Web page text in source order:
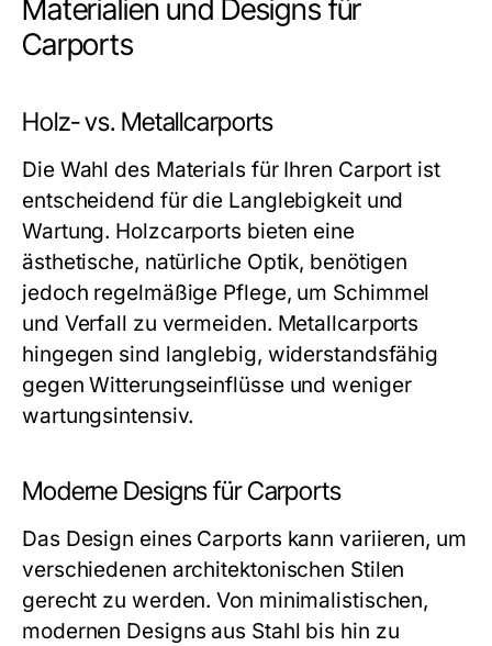
Materialien und Designs für
Carports
Holz- vs. Metallcarports
Die Wahl des Materials für Ihren Carport ist
entscheidend für die Langlebigkeit und
Wartung. Holzcarports bieten eine
ästhetische, natürliche Optik, benötigen
jedoch regelmäßige Pflege, um Schimmel
und Verfall zu vermeiden. Metallcarports
hingegen sind langlebig, widerstandsfähig
gegen Witterungseinflüsse und weniger
wartungsintensiv.
Moderne Designs für Carports
Das Design eines Carports kann variieren, um
verschiedenen architektonischen Stilen
gerecht zu werden. Von minimalistischen,
modernen Designs aus Stahl bis hin zu